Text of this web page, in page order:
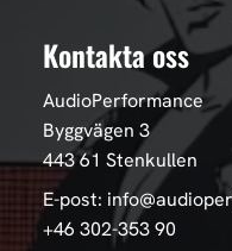
Kontakta oss
AudioPerformance
Byggvägen 3
443 61 Stenkullen
E-post:
+46 302-353 90